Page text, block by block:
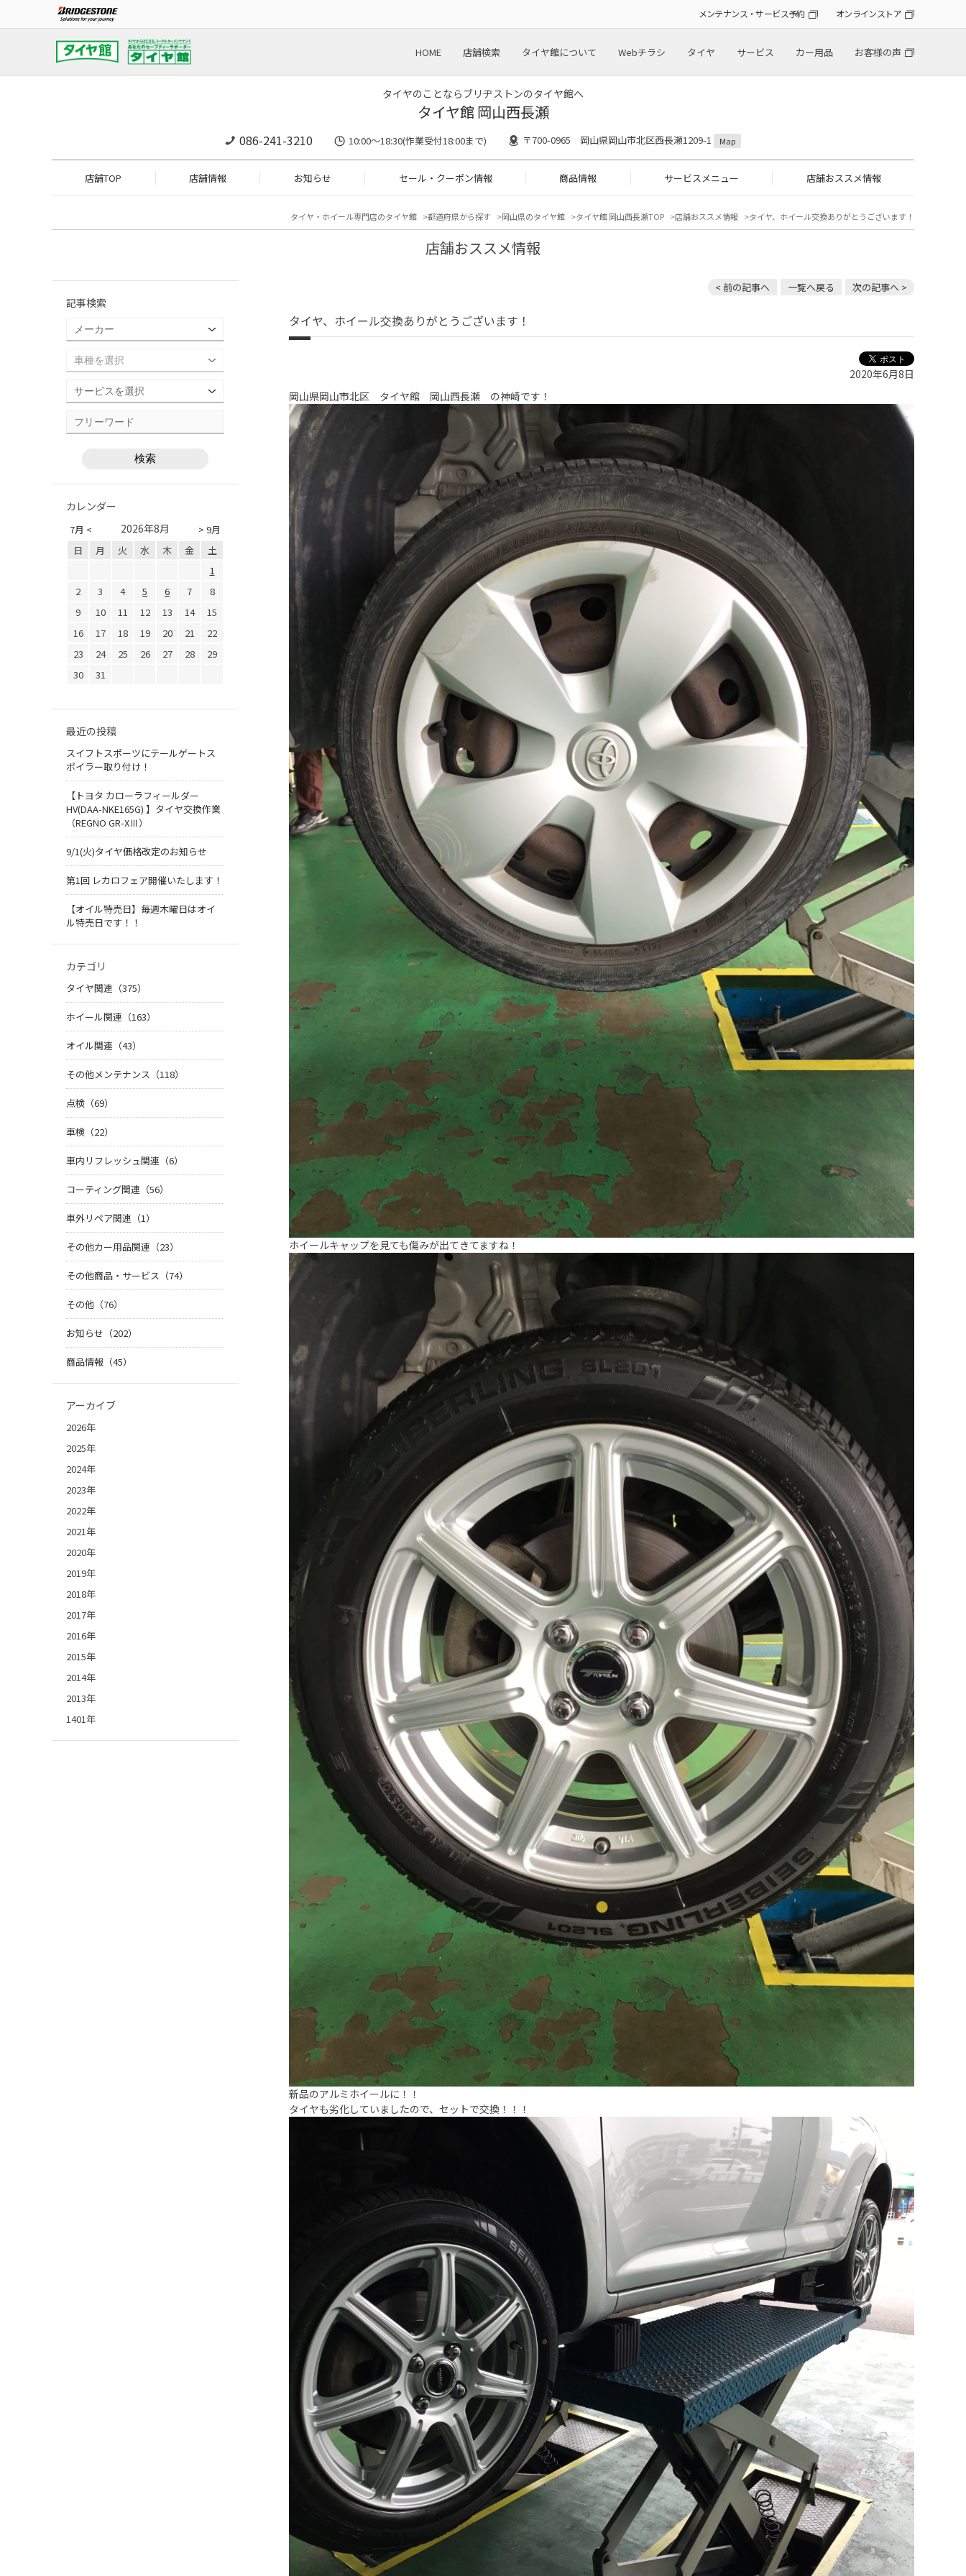
メンテナンス・サービス予約 オンラインストア
HOME 店舗検索 タイヤ館について Webチラシ タイヤ サービス カー用品 お客様の声
タイヤのことならブリヂストンのタイヤ館へ
タイヤ館 岡山西長瀬
086-241-3210 10:00〜18:30(作業受付18:00まで) 〒700-0965 岡山県岡山市北区西長瀬1209-1 Map
店舗TOP 店舗情報 お知らせ セール・クーポン情報 商品情報 サービスメニュー 店舗おススメ情報
タイヤ・ホイール専門店のタイヤ館 都道府県から探す 岡山県のタイヤ館 タイヤ館 岡山西長瀬TOP 店舗おススメ情報 タイヤ、ホイール交換ありがとうございます！
店舗おススメ情報
< 前の記事へ 一覧へ戻る 次の記事へ >
タイヤ、ホイール交換ありがとうございます！
2020年6月8日
岡山県岡山市北区 タイヤ館 岡山西長瀬 の神崎です！
ホイールキャップを見ても傷みが出てきてますね！
新品のアルミホイールに！！
タイヤも劣化していましたので、セットで交換！！！
記事検索
カレンダー
7月 < > 9月
2026年8月
日 月 火 水 木 金
土
1
2
3 4 5 6 7
8
9
10 11 12 13 14
15
16
17 18 19 20 21
22
23
24 25 26 27 28
29
30
31
最近の投稿
スイフトスポーツにテールゲートス
ポイラー取り付け！
【トヨタ カローラフィールダー
HV(DAA-NKE165G) 】タイヤ交換作業
（REGNO GR-XⅢ）
9/1(火)タイヤ価格改定のお知らせ
第1回 レカロフェア開催いたします！
【オイル特売日】毎週木曜日はオイ
ル特売日です！！
カテゴリ
タイヤ関連（375）
ホイール関連（163）
オイル関連（43）
その他メンテナンス（118）
点検（69）
車検（22）
車内リフレッシュ関連（6）
コーティング関連（56）
車外リペア関連（1）
その他カー用品関連（23）
その他商品・サービス（74）
その他（76）
お知らせ（202）
商品情報（45）
アーカイブ
2026年
2025年
2024年
2023年
2022年
2021年
2020年
2019年
2018年
2017年
2016年
2015年
2014年
2013年
1401年